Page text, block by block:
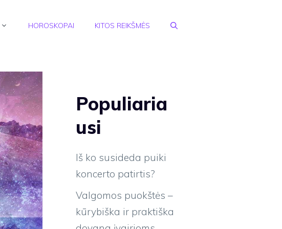
HOROSKOPAI KITOS REIKŠMĖS
Populiaria
usi
Iš ko susideda puiki
koncerto patirtis?
Valgomos puokštės –
kūrybiška ir praktiška